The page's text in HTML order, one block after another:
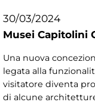
30/03/2024
Musei Capitolini
Una nuova
legata alla
visitatore diventa
di alcune